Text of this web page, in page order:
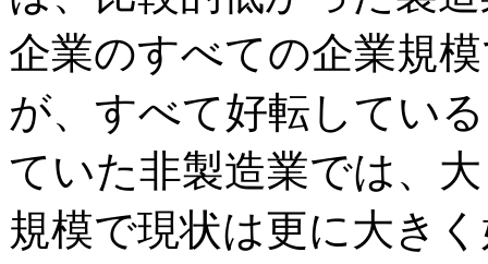
企業のすべての企業規
が、すべて好転してい
ていた非製造業では、
規模で現状は更に大き